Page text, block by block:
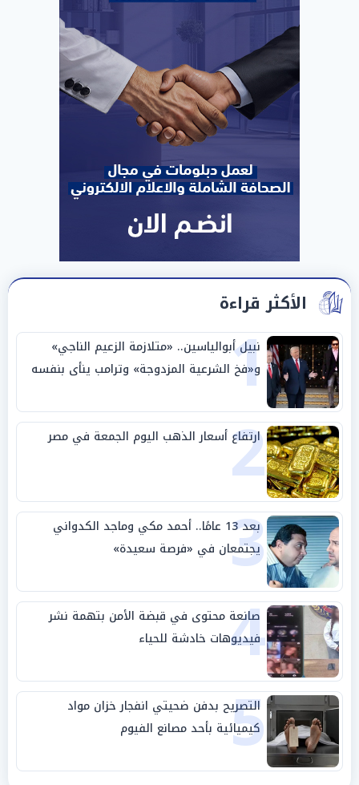
الأكثر قراءة
1
نبيل أبوالياسين.. «متلازمة الزعيم الناجي»
و«فخ الشرعية المزدوجة» وترامب ينأى بنفسه
وحليفه في «ميتم استراتيجي»
2
ارتفاع أسعار الذهب اليوم الجمعة في مصر
3 بعد 13 عامًا.. أحمد مكي وماجد الكدواني
يجتمعان في «فرصة سعيدة»
4
صانعة محتوى في قبضة الأمن بتهمة نشر
فيديوهات خادشة للحياء
5
التصريح بدفن ضحيتي انفجار خزان مواد
كيميائية بأحد مصانع الفيوم